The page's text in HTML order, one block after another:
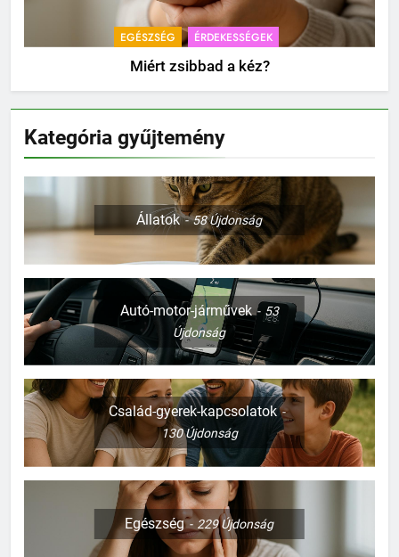
EGÉSZSÉG ÉRDEKESSÉGEK
Miért zsibbad a kéz?
Kategória gyűjtemény
Állatok 58Újdonság
Autó-motor-járművek
53
Újdonság
Család-gyerek-kapcsolatok
130Újdonság
Egészség 229Újdonság